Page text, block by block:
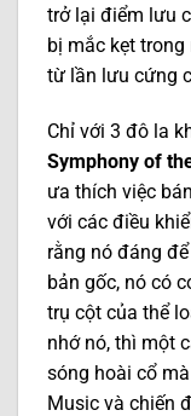
trở lại điểm lưu
bị mắc kẹt
từ lần lưu cứng
Chỉ với 3 đô la
Symphony of
ưa thích việc
với các điều
rằng nó đáng
bản gốc, nó có
trụ cột của thể
nhớ nó, thì một
sóng hoài cổ
Music và chiến